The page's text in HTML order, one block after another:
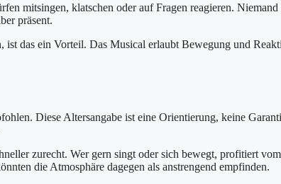
mitsingen, klatschen oder auf Fragen reagieren.
präsent.
das ein Vorteil. Das Musical erlaubt Bewegung und
Diese Altersangabe ist eine Orientierung, keine
zurecht. Wer gern singt oder sich bewegt, profitiert vom
die Atmosphäre dagegen als anstrengend empfinden.